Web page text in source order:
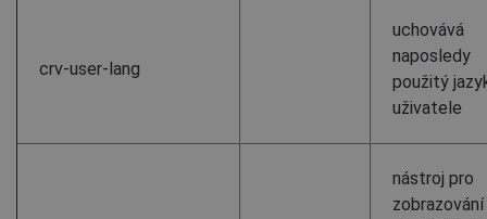
crv-user-lang
uchovává
naposledy
použitý
uživatele
nástroj pro
zobrazování